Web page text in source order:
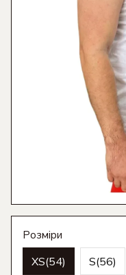
Розміри
XS(54) S(56)